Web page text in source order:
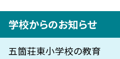
学校からのお知らせ
五箇荘東小学校の教育